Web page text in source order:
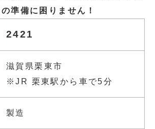
準備に困りません！
2421
滋賀県栗東市
※JR 栗東駅から車で5分
製造